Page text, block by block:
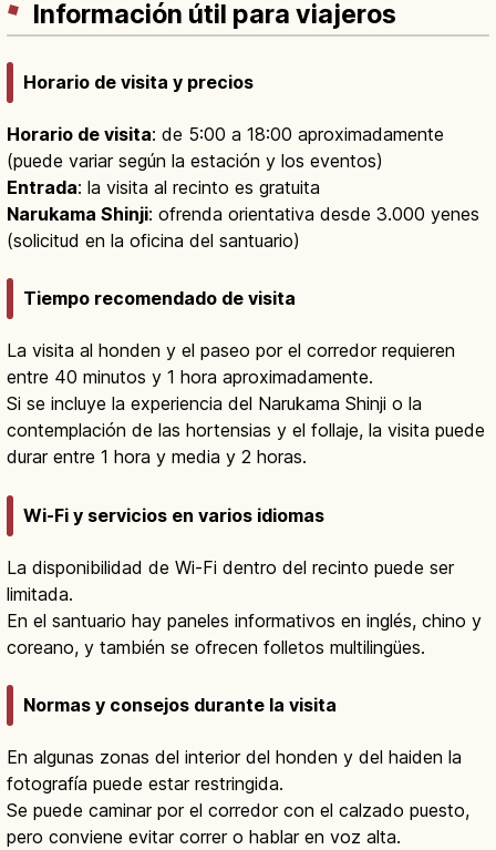
Información útil para viajeros
Horario de visita y precios
Horario de visita: de 5:00 a 18:00 aproximadamente
(puede variar según la estación y los eventos)
Entrada: la visita al recinto es gratuita
Narukama Shinji: ofrenda orientativa desde 3.000 yenes
(solicitud en la oficina del santuario)
Tiempo recomendado de visita
La visita al honden y el paseo por el corredor requieren
entre 40 minutos y 1 hora aproximadamente.
Si se incluye la experiencia del Narukama Shinji o la
contemplación de las hortensias y el follaje, la visita puede
durar entre 1 hora y media y 2 horas.
Wi-Fi y servicios en varios idiomas
La disponibilidad de Wi-Fi dentro del recinto puede ser
limitada.
En el santuario hay paneles informativos en inglés, chino y
coreano, y también se ofrecen folletos multilingües.
Normas y consejos durante la visita
En algunas zonas del interior del honden y del haiden la
fotografía puede estar restringida.
Se puede caminar por el corredor con el calzado puesto,
pero conviene evitar correr o hablar en voz alta.